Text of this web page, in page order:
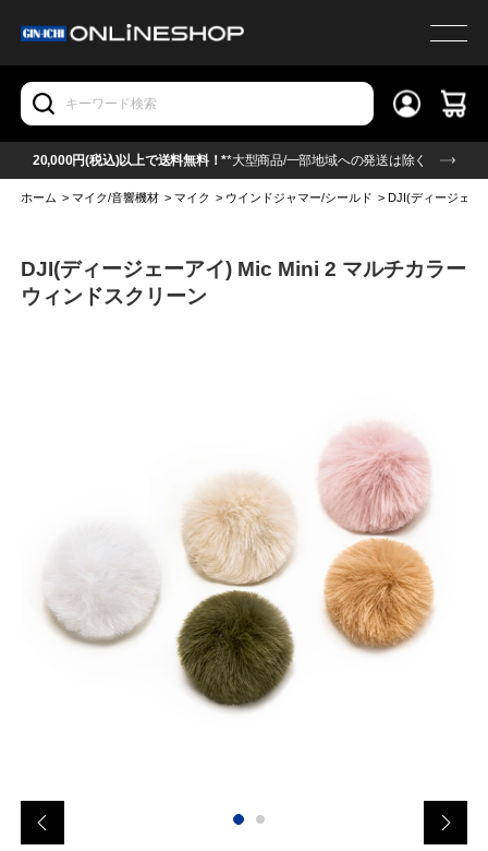
20,000円(税込)以上で送料無料！**大型商品/一部地域への発送は除く
ホーム >マイク/音響機材 >マイク > ウインドジャマー/シールド >DJI(ディージェー
DJI(ディージェーアイ) Mic Mini 2 マルチカラー
ウィンドスクリーン